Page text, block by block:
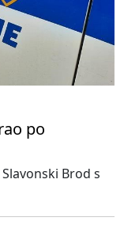
po
Brod s